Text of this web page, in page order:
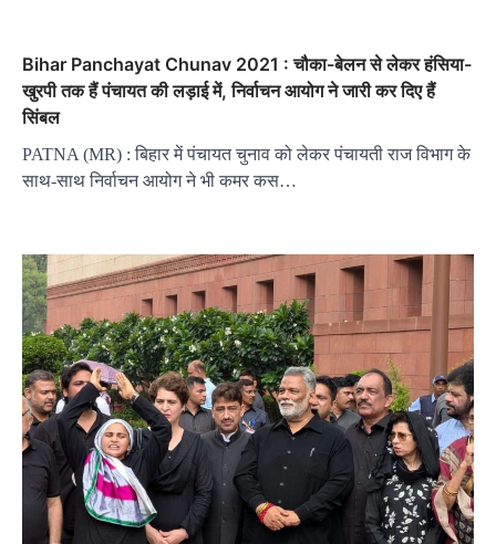
Bihar Panchayat Chunav 2021 : चौका-बेलन से लेकर हंसिया-
खुरपी तक हैं पंचायत की लड़ाई में, निर्वाचन आयोग ने जारी कर दिए हैं
सिंबल
PATNA (MR) : बिहार में पंचायत चुनाव को लेकर पंचायती राज विभाग के
साथ-साथ निर्वाचन आयोग ने भी कमर कस…